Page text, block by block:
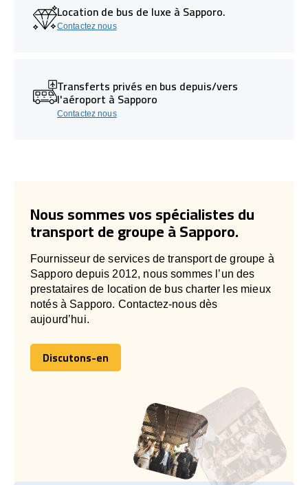
Location de bus de luxe à Sapporo.
Contactez nous
Transferts privés en bus depuis/vers
l'aéroport à Sapporo
Contactez nous
Nous sommes vos spécialistes du
transport de groupe à Sapporo.
Fournisseur de services de transport de groupe à
Sapporo depuis 2012, nous sommes l’un des
prestataires de location de bus charter les mieux
notés à Sapporo. Contactez-nous dès
aujourd’hui.
Discutons-en
Discutons-en